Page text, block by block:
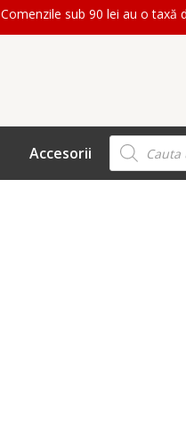
Comenzile sub 90 lei au o taxă
Accesorii
Products
search